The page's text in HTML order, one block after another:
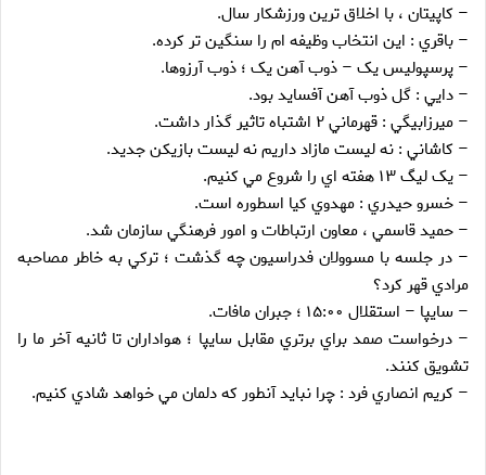
– کاپيتان ، با اخلاق ترين ورزشکار سال.
– باقري : اين انتخاب وظيفه ام را سنگين تر کرده.
– پرسپوليس يک – ذوب آهن يک ؛ ذوب آرزوها.
– دايي : گل ذوب آهن آفسايد بود.
– ميرزابيگي : قهرماني ۲ اشتباه تاثير گذار داشت.
– کاشاني : نه ليست مازاد داريم نه ليست بازيکن جديد.
– يک ليگ ۱۳ هفته اي را شروع مي کنيم.
– خسرو حيدري : مهدوي کيا اسطوره است.
– حميد قاسمي ، معاون ارتباطات و امور فرهنگي سازمان شد.
– در جلسه با مسوولان فدراسيون چه گذشت ؛ ترکي به خاطر مصاحبه
مرادي قهر کرد؟
– سايپا – استقلال ۱۵:۰۰ ؛ جبران مافات.
– درخواست صمد براي برتري مقابل سايپا ؛ هواداران تا ثانيه آخر ما را
تشويق کنند.
– کريم انصاري فرد : چرا نبايد آنطور که دلمان مي خواهد شادي کنيم.